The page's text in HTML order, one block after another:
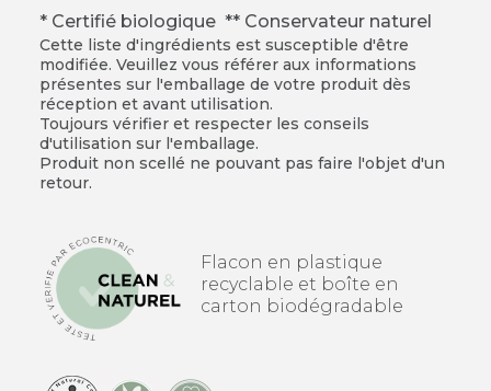
* Certifié biologique ** Conservateur naturel
Cette liste d'ingrédients est susceptible d'être
modifiée. Veuillez vous référer aux informations
présentes sur l'emballage de votre produit dès
réception et avant utilisation.
Toujours vérifier et respecter les conseils
d'utilisation sur l'emballage.
Produit non scellé ne pouvant pas faire l'objet d'un
retour.
Flacon en plastique
recyclable et boîte en
carton biodégradable